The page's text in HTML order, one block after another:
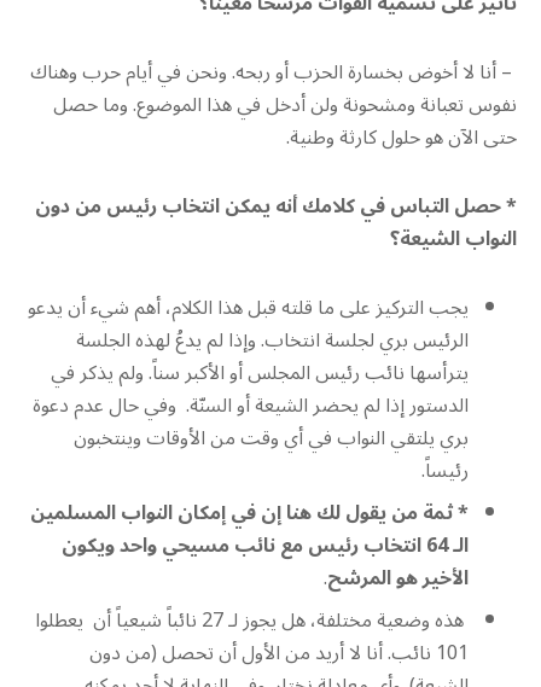
– أنا لا أخوض بخسارة الحزب أو ربحه. ونحن في أيام حرب وهناك
نفوس تعبانة ومشحونة ولن أدخل في هذا الموضوع. وما حصل
حتى الآن هو حلول كارثة وطنية.
* حصل التباس في كلامك أنه يمكن انتخاب رئيس من دون
النواب الشيعة؟
يجب التركيز على ما قلته قبل هذا الكلام، أهم شيء أن يدعو
الرئيس بري لجلسة انتخاب. وإذا لم يدعُ لهذه الجلسة
يترأسها نائب رئيس المجلس أو الأكبر سناً. ولم يذكر في
الدستور إذا لم يحضر الشيعة أو السنّة. وفي حال عدم دعوة
بري يلتقي النواب في أي وقت من الأوقات وينتخبون
رئيساً.
* ثمة من يقول لك هنا إن في إمكان النواب المسلمين
الـ 64 انتخاب رئيس مع نائب مسيحي واحد ويكون
الأخير هو المرشح.
هذه وضعية مختلفة، هل يجوز لـ 27 نائباً شيعياً أن يعطلوا
101 نائب. أنا لا أريد من الأول أن تحصل (من دون